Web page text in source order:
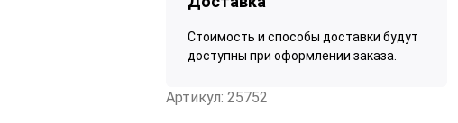
Стоимость и способы доставки будут
доступны при оформлении заказа.
Артикул: 25752